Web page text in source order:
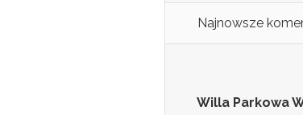
Najnowsze
Willa Parkowa